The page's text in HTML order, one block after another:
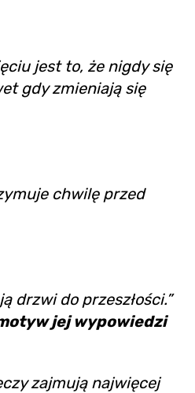
jest to, że nigdy się
gdy zmieniają się
chwilę przed
drzwi do przeszłości.”
jej wypowiedzi
zajmują najwięcej